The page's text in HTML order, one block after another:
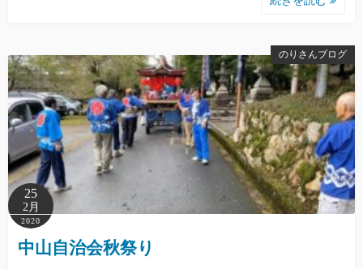
のりさんブログ
25
2月
2020
中山自治会秋祭り